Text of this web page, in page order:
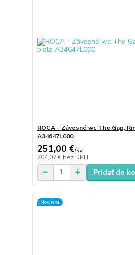
ROCA - Závesné wc The Gap,
A34647L000
251,00 €/ks
204,07 € bez DPH
Pridať do
Novinka